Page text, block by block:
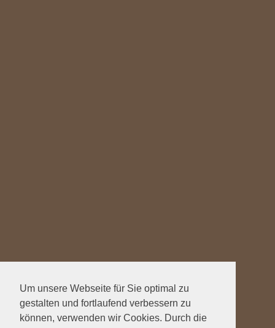
Um unsere Webseite für Sie optimal zu
gestalten und fortlaufend verbessern zu
können, verwenden wir Cookies. Durch die